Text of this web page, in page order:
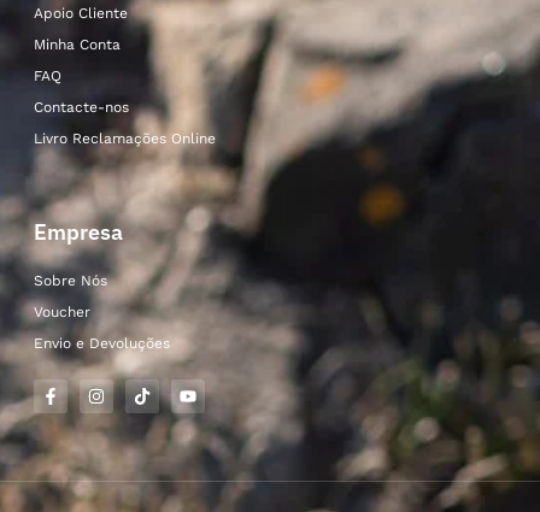
Apoio Cliente
Minha Conta
FAQ
Contacte-nos
Livro Reclamações Online
Empresa
Sobre Nós
Voucher
Envio e Devoluções